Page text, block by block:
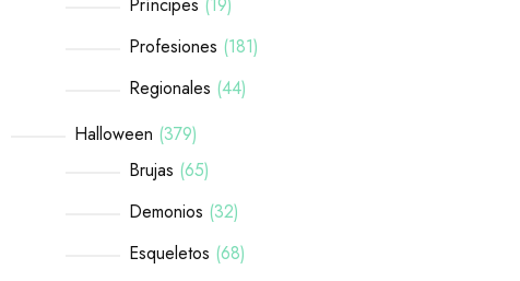
Príncipes 19
Profesiones 181
Regionales 44
Halloween 379
Brujas 65
Demonios 32
Esqueletos 68